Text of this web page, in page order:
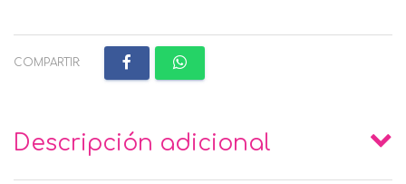
COMPARTIR:
Descripción adicional